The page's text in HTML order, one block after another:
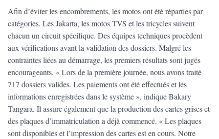
Afin d’éviter les encombrements, les motos ont été réparties par
catégories. Les Jakarta, les motos TVS et les tricycles suivent
chacun un circuit spécifique. Des équipes techniques procèdent
aux vérifications avant la validation des dossiers. Malgré les
contraintes liées au démarrage, les premiers résultats sont jugés
encourageants. « Lors de la première journée, nous avons traité
717 dossiers valides. Les paiements ont été effectués et les
informations enregistrées dans le système », indique Bakary
Tangara. Il assure également que la production des cartes grises et
des plaques d’immatriculation a déjà commencé. « Les plaques
sont disponibles et l’impression des cartes est en cours. Notre